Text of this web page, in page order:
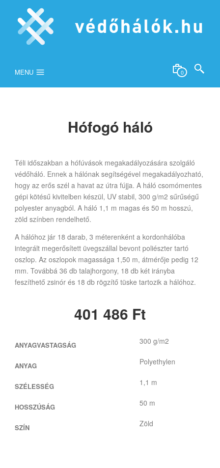
MENU 0
Hófogó háló
Téli időszakban a hófúvások megakadályozására szolgáló
védőháló. Ennek a hálónak segítségével megakadályozható,
hogy az erős szél a havat az útra fújja. A háló csomómentes
gépi kötésű kivitelben készül, UV stabil, 300 g/m2 sűrűségű
polyester anyagból. A háló 1,1 m magas és 50 m hosszú,
zöld színben rendelhető.
A hálóhoz jár 18 darab, 3 méterenként a kordonhálóba
integrált megerősített üvegszállal bevont poliészter tartó
oszlop. Az oszlopok magassága 1,50 m, átmérője pedig 12
mm. Továbbá 36 db talajhorgony, 18 db két irányba
feszíthető zsinór és 18 db rögzítő tüske tartozik a hálóhoz.
401 486 Ft
ANYAGVASTAGSÁG 300 g/m2
ANYAG Polyethylen
SZÉLESSÉG 1,1 m
HOSSZÚSÁG 50 m
SZÍN Zöld